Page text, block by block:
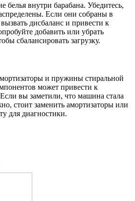
белья внутри барабана. Убедитесь,
Если они собраны в
дисбаланс и привести к
добавить или убрать
сбалансировать загрузку.
и пружины стиральной
может привести к
вы заметили, что машина стала
стоит заменить амортизаторы или
для диагностики.